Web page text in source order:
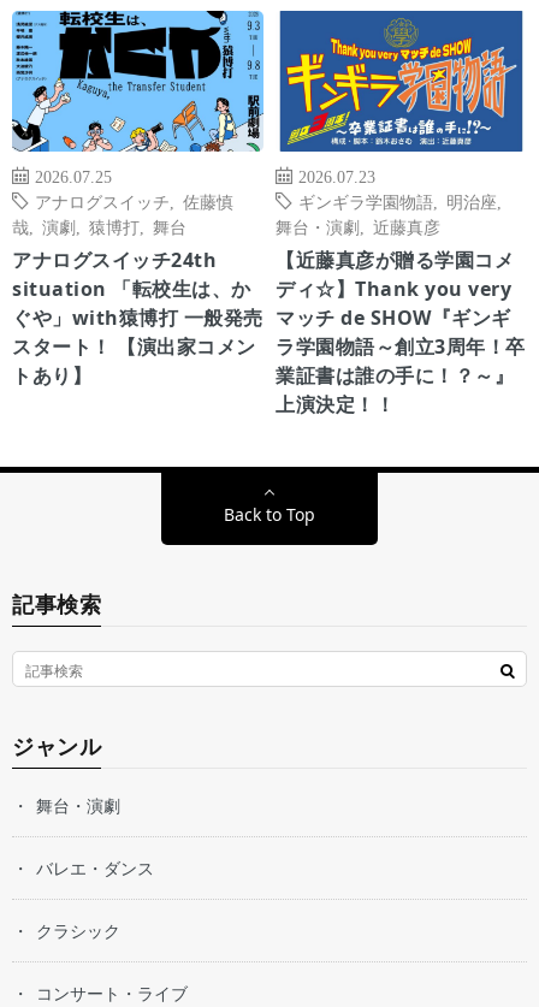
2026.07.25
アナログスイッチ
佐藤慎
哉
演劇 猿博打 舞台
アナログスイッチ24th
situation 「転校生は、か
ぐや」with猿博打 一般発売
スタート！ 【演出家コメン
トあり】
2026.07.23
ギンギラ学園物語
明治座
舞台・演劇
近藤真彦
【近藤真彦が贈る学園コメ
ディ☆】Thank you very
マッチ de SHOW『ギンギ
ラ学園物語～創立3周年！卒
業証書は誰の手に！？～』
上演決定！！
Back to Top
記事検索
ジャンル
舞台・演劇
バレエ・ダンス
クラシック
コンサート・ライブ